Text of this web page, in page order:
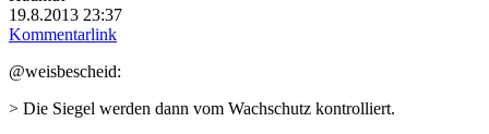
19.8.2013 23:37
Kommentarlink
@weisbescheid:
> Die Siegel werden dann vom Wachschutz kontrolliert.